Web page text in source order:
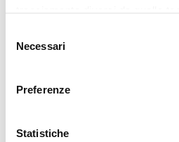
delNecessari
Preferenze
Statistiche